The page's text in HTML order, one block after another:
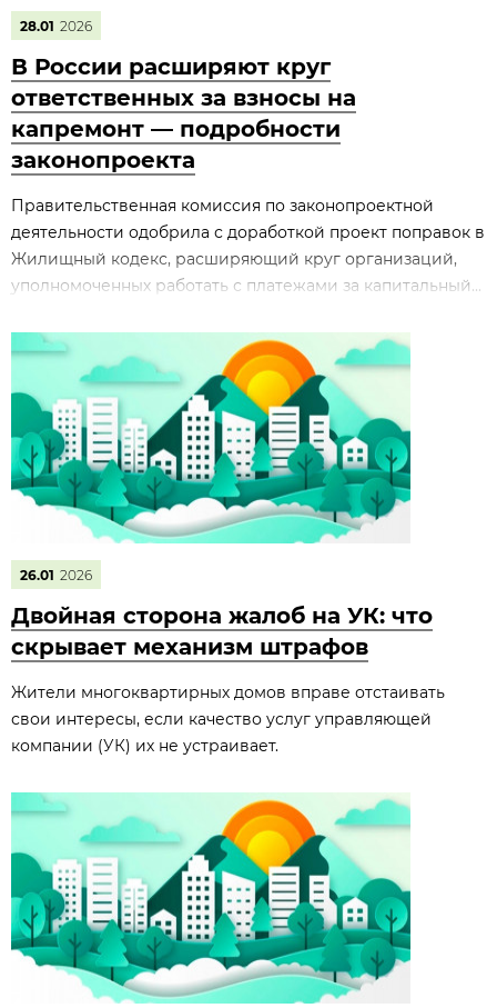
28.01 2026
В России расширяют круг
ответственных за взносы на
капремонт — подробности
законопроекта
Правительственная комиссия по законопроектной
деятельности одобрила с доработкой проект поправок в
Жилищный кодекс, расширяющий круг организаций,
уполномоченных работать с платежами за капитальный...
26.01 2026
Двойная сторона жалоб на УК: что
скрывает механизм штрафов
Жители многоквартирных домов вправе отстаивать
свои интересы, если качество услуг управляющей
компании (УК) их не устраивает.